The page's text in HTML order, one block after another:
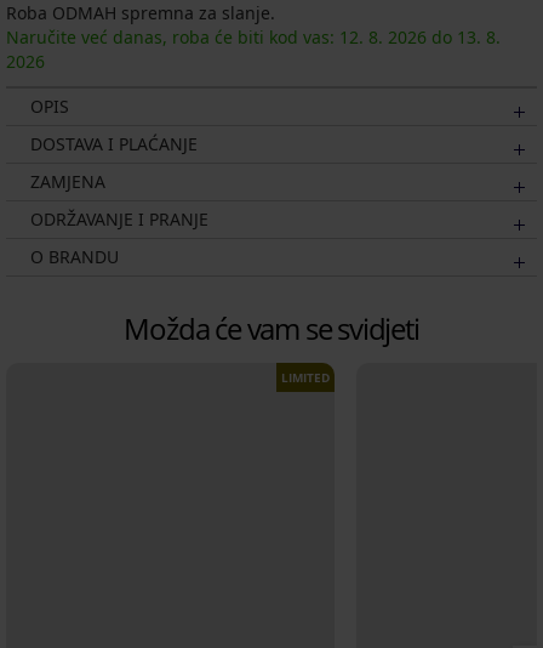
Roba ODMAH spremna za slanje.
Naručite već danas, roba će biti kod vas: 12. 8. 2026 do 13. 8.
2026
OPIS
DOSTAVA I PLAĆANJE
ZAMJENA
ODRŽAVANJE I PRANJE
O BRANDU
Možda će vam se svidjeti
LIMITED